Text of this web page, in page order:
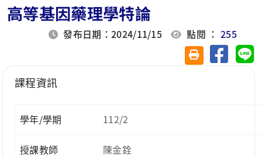
高等基因藥理學特論
發布日期：2024/11/15 點閱 ：255
友善列印(另開視
分享至
課程資訊
學年/學期 112/2
授課教師 陳金銓